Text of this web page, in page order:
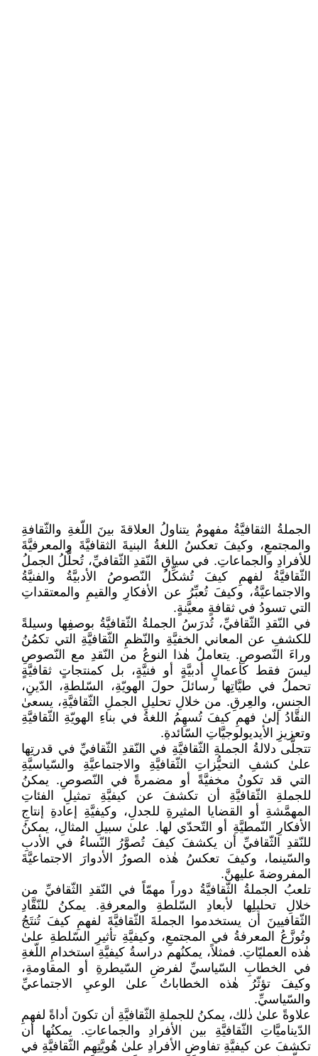
الجملةُ الثقافيَّةُ مفهومٌ يتناولُ العلاقةَ بينَ اللّغةِ والثّقافةِ
والمجتمعِ، وكيفَ تعكسُ اللغةُ البنيةَ الثقافيَّةَ والمعرفيَّةَ
للأفرادِ والجماعاتِ. في سياقِ النّقدِ الثّقافيِّ، تُحلَّلُ الجملُ
الثّقافيَّةُ لفهمِ كيفَ تُشكِّلُ النّصوصُ الأدبيَّةُ والفنيَّةُ
والاجتماعيَّةُ، وكيفَ تُعبِّرُ عن الأفكارِ والقيمِ والمعتقداتِ
التي تسودُ في ثقافةٍ معيَّنةٍ.
في النّقدِ الثّقافيِّ، تُدرَسُ الجملةُ الثّقافيَّةُ بوصفِها وسيلةً
للكشفِ عن المعاني الخفيَّةِ والنّظمِ الثّقافيَّةِ التي تكمُنُ
وراءَ النّصوصِ. يتعاملُ هٰذا النوعُ من النّقدِ مع النّصوصِ
ليسَ فقط كأعمالٍ أدبيَّةٍ أو فنيَّةٍ، بل كمنتجاتٍ ثقافيَّةٍ
تحملُ في طيَّاتِها رسائلَ حولَ الهويّةِ، السّلطةِ، الدّينِ،
الجنسِ، والعِرقِ. من خلالِ تحليلِ الجملِ الثّقافيَّةِ، يسعىٰ
النقَّادُ إلىٰ فهمِ كيفَ تُسهِمُ اللغةُ في بناءِ الهويّةِ الثّقافيَّةِ
وتعزيزِ الأيديولوجيَّاتِ السّائدةِ.
تتجلَّى دلالةُ الجملةِ الثّقافيَّةِ في النّقدِ الثّقافيِّ في قدرتِها
علىٰ كشفِ التحيُّزاتِ الثّقافيَّةِ والاجتماعيَّةِ والسّياسيَّةِ
التي قد تكونُ مخفيَّةً أو مضمرةً في النّصوصِ. يمكنُ
للجملةِ الثّقافيَّةِ أن تكشفَ عن كيفيَّةِ تمثيلِ الفئاتِ
المهمَّشةِ أو القضايا المثيرةِ للجدلِ، وكيفيَّةِ إعادةِ إنتاجِ
الأفكارِ النّمطيَّةِ أو التّحدّي لها. علىٰ سبيلِ المثالِ، يمكنُ
للنّقدِ الثّقافيِّ أن يكشفَ كيفَ تُصوَّرُ النّساءُ في الأدبِ
والسّينما، وكيفَ تعكسُ هٰذه الصورُ الأدوارَ الاجتماعيَّةَ
المفروضةَ عليهنَّ.
تلعبُ الجملةُ الثّقافيَّةُ دوراً مهمّاً في النّقدِ الثّقافيِّ من
خلالِ تحليلِها لأبعادِ السّلطةِ والمعرفةِ. يمكنُ للنّقَّادِ
الثّقافيينَ أن يستخدموا الجملةَ الثّقافيَّةَ لفهمِ كيفَ تُنتَجُ
وتُوزَّعُ المعرفةُ في المجتمعِ، وكيفيَّةِ تأثيرِ السّلطةِ علىٰ
هٰذه العمليّاتِ. فمثلاً، يمكنُهم دراسةُ كيفيَّةِ استخدامِ اللّغةِ
في الخطابِ السّياسيِّ لفرضِ السّيطرةِ أو المقاومةِ،
وكيفَ تؤثّرُ هٰذه الخطاباتُ علىٰ الوعيِ الاجتماعيِّ
والسّياسيِّ.
علاوةً علىٰ ذٰلك، يمكنُ للجملةِ الثّقافيَّةِ أن تكونَ أداةً لفهمِ
الدّيناميَّاتِ الثّقافيَّةِ بين الأفرادِ والجماعاتِ. يمكنُها أن
تكشفَ عن كيفيَّةِ تفاوضِ الأفرادِ علىٰ هُويَّتِهم الثّقافيَّةِ في